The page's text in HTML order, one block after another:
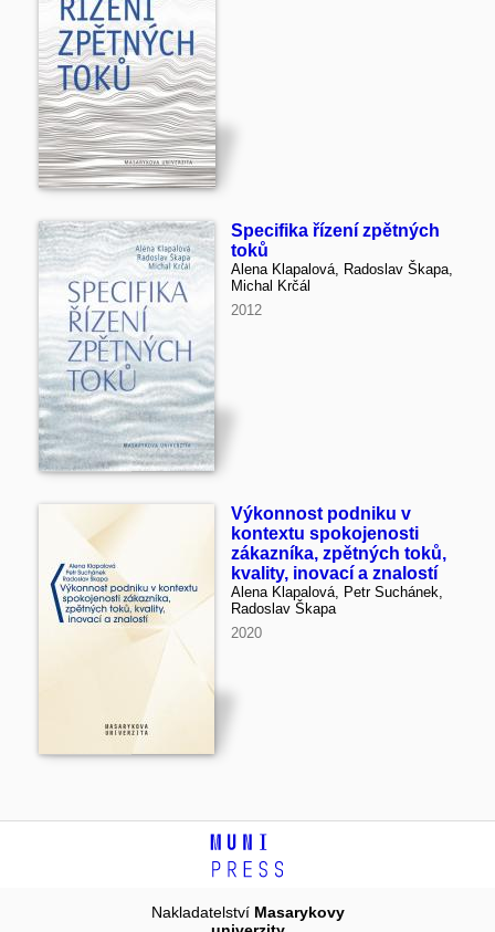
Specifika řízení zpětných
toků
Alena Klapalová, Radoslav Škapa,
Michal Krčál
2012
Výkonnost podniku v
kontextu spokojenosti
zákazníka, zpětných toků,
kvality, inovací a znalostí
Alena Klapalová, Petr Suchánek,
Radoslav Škapa
2020
Nakladatelství Masarykovy